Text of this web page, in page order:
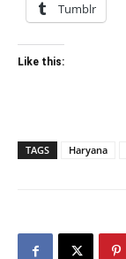
Tumblr
Like this:
TAGS Haryana